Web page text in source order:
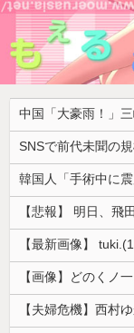
【画像】どのくノ